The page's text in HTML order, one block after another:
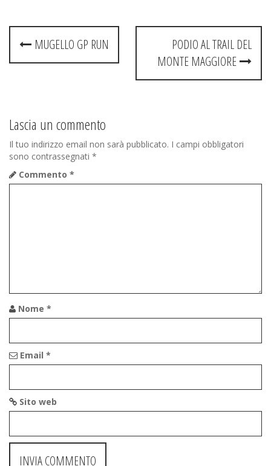
Post
navigation
MUGELLO GP RUN
PODIO AL TRAIL DEL
MONTE MAGGIORE
Lascia un commento
Il tuo indirizzo email non sarà pubblicato. I campi obbligatori
sono contrassegnati *
Commento *
Nome *
Email *
Sito web